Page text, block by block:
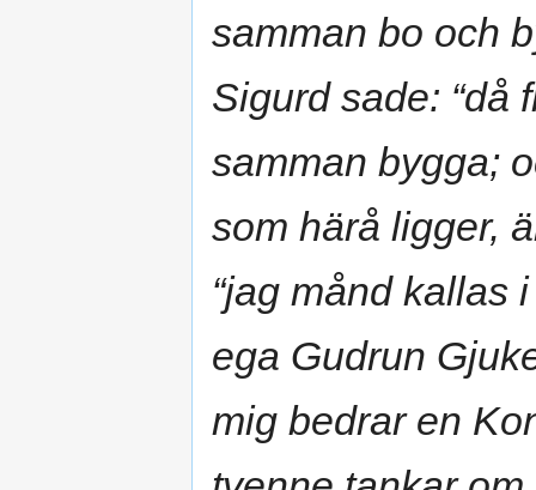
samman bo och
Sigurd sade: “då
samman bygga;
som härå ligger,
“jag månd kallas
ega Gudrun
mig bedrar en